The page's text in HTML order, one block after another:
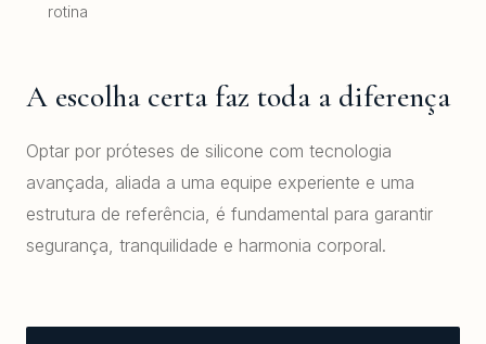
rotina
A escolha certa faz toda a diferença
Optar por próteses de silicone com tecnologia
avançada, aliada a uma equipe experiente e uma
estrutura de referência, é fundamental para garantir
segurança, tranquilidade e harmonia corporal.